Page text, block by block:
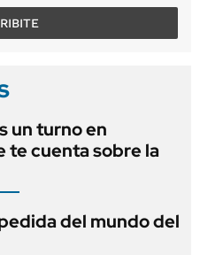
un turno en
te cuenta sobre la
del mundo del